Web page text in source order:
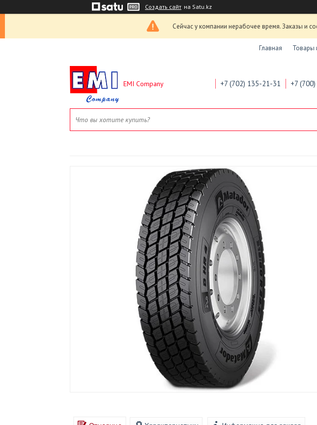
Создать сайт на Satu.kz
Сейчас у компании нерабочее время. Заказы и
Главная Товары
EMI Company +7 (702) 135-21-31 +7